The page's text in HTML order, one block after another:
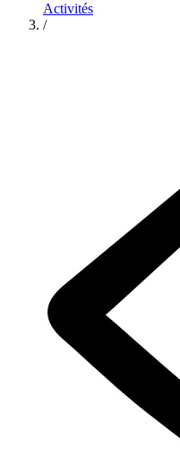
Activités
/